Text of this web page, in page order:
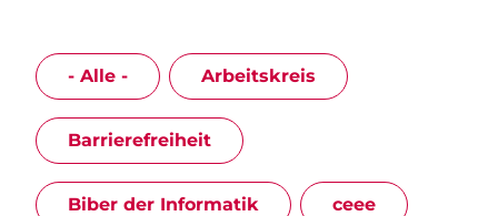
- Alle - Arbeitskreis
Barrierefreiheit
Biber der Informatik ceee